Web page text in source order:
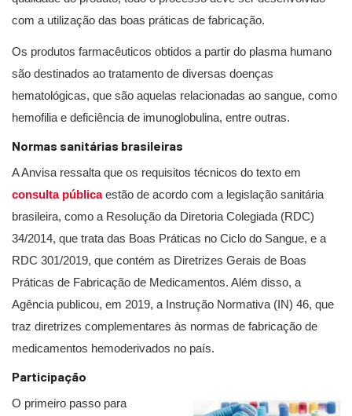
com a utilização das boas práticas de fabricação.
Os produtos farmacêuticos obtidos a partir do plasma humano
são destinados ao tratamento de diversas doenças
hematológicas, que são aquelas relacionadas ao sangue, como
hemofilia e deficiência de imunoglobulina, entre outras.
Normas sanitárias brasileiras
A Anvisa ressalta que os requisitos técnicos do texto em
consulta públicaestão de acordo com a legislação sanitária
brasileira, como a Resolução da Diretoria Colegiada (RDC)
34/2014, que trata das Boas Práticas no Ciclo do Sangue, e a
RDC 301/2019, que contém as Diretrizes Gerais de Boas
Práticas de Fabricação de Medicamentos. Além disso, a
Agência publicou, em 2019, a Instrução Normativa (IN) 46, que
traz diretrizes complementares às normas de fabricação de
medicamentos hemoderivados no país.
Participação
O primeiro passo para